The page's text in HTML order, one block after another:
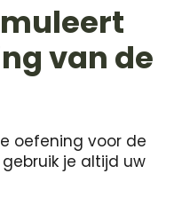
van de
oefening voor de
je altijd uw